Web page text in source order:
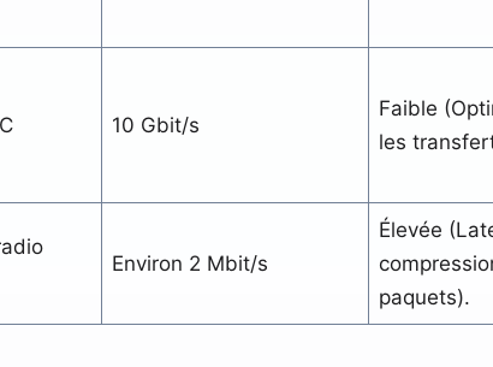
10 Gbit/s
Faible
les
Environ 2 Mbit/s
Élevée
paquets).